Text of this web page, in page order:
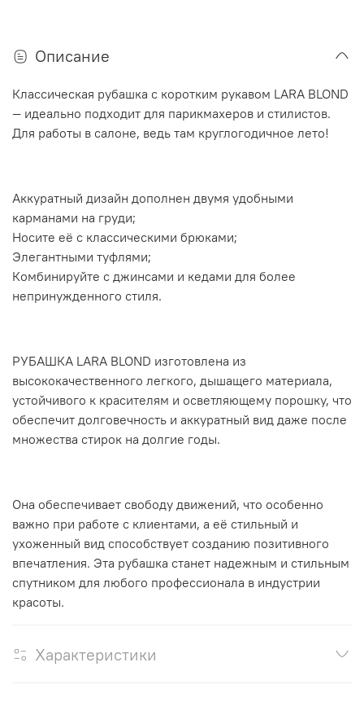
Описание
Классическая рубашка с коротким рукавом LARA BLOND
— идеально подходит для парикмахеров и стилистов.
Для работы в салоне, ведь там круглогодичное лето!
Аккуратный дизайн дополнен двумя удобными
карманами на груди;
Носите её с классическими брюками;
Элегантными туфлями;
Комбинируйте с джинсами и кедами для более
непринужденного стиля.
РУБАШКА LARA BLOND изготовлена из
высококачественного легкого, дышащего материала,
устойчивого к красителям и осветляющему порошку, что
обеспечит долговечность и аккуратный вид даже после
множества стирок на долгие годы.
Она обеспечивает свободу движений, что особенно
важно при работе с клиентами, а её стильный и
ухоженный вид способствует созданию позитивного
впечатления. Эта рубашка станет надежным и стильным
спутником для любого профессионала в индустрии
красоты.
Характеристики